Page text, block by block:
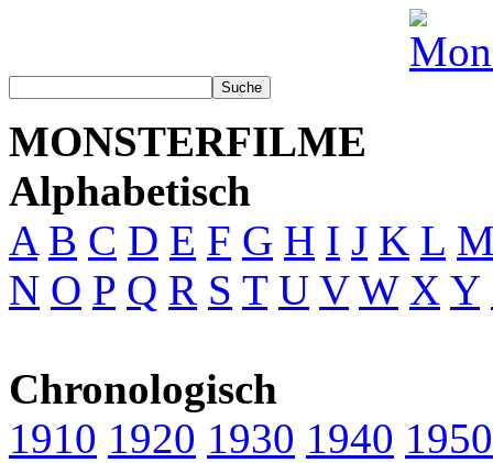
MONSTERFILME
Alphabetisch
A B C D E F G H I J K L
N O P Q R S T U V W X Y
Chronologisch
1910 1920 1930 1940 1950